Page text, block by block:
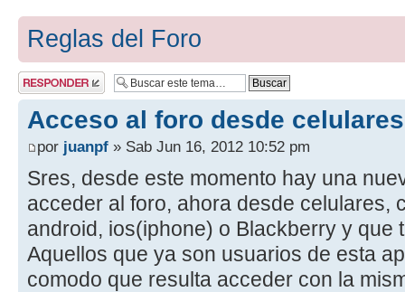
Reglas del Foro
Publicar una
respuesta
Acceso al foro desde celulares
por juanpf » Sab Jun 16, 2012 10:52 pm
Sres, desde este momento hay una
acceder al foro, ahora desde celulares,
android, ios(iphone) o Blackberry y que
Aquellos que ya son usuarios de esta
comodo que resulta acceder con la